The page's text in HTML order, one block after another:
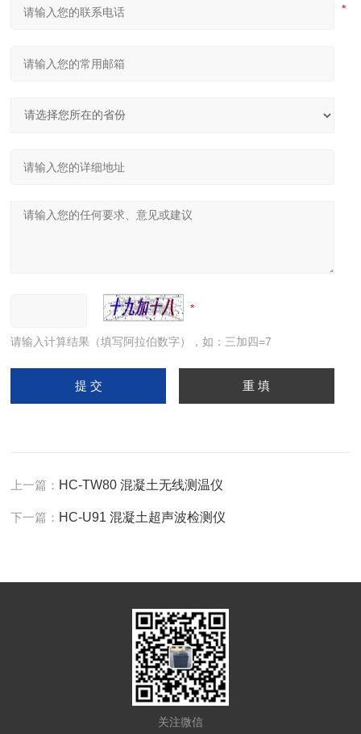
请输入计算结果（填写阿拉伯数字），如：三加四=7
上一篇： HC-TW80 混凝土无线测温仪
下一篇： HC-U91 混凝土超声波检测仪
关注微信